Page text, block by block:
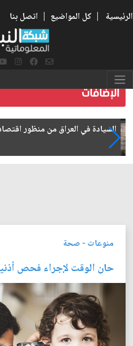
الرئيسية | كل المواضيع | اتصل بنا
ما بعد الأربعين.. كيف
منوعات - صحة
حان الوقت لإجراء فحص